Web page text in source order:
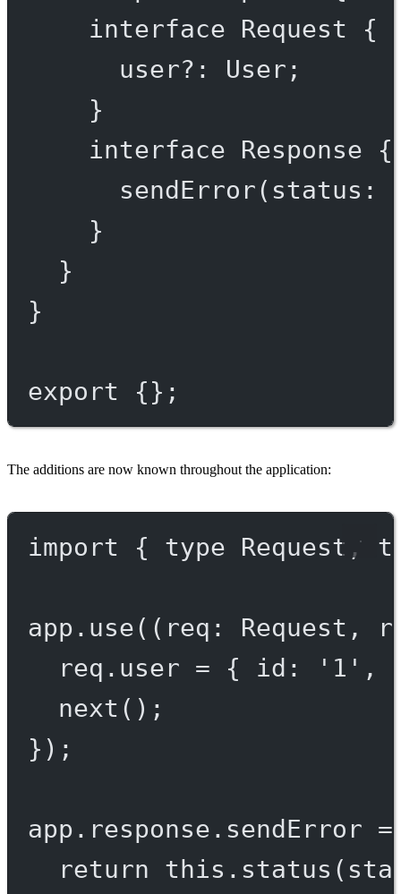
interface
Request {
user?: User ;
}
interface
Response {
sendError( status :
}
}
}
export {};
The additions are now known throughout the application:
import { type Request,
app. use(( req : Request ,
req.user = { id: '1' ,
next ();
});
app.response. sendError =
return
this . status